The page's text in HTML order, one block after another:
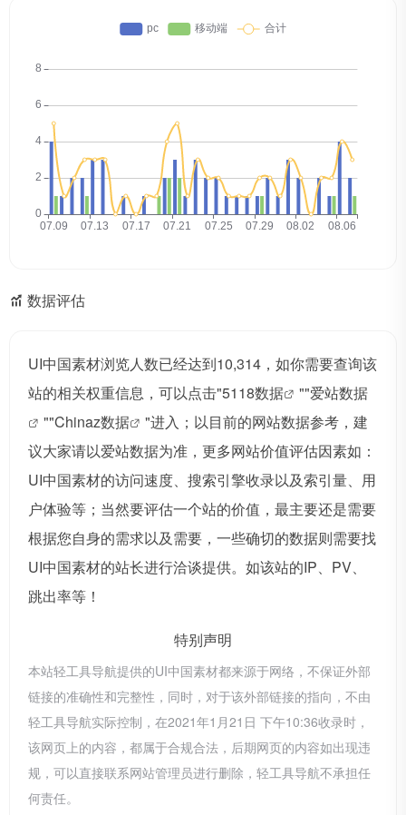
数据评估
UI中国素材浏览人数已经达到10,314，如你需要查询该
站的相关权重信息，可以点击"5118数据 ""爱站数据
""Chinaz数据
"进入；以目前的网站数据参考，建
议大家请以爱站数据为准，更多网站价值评估因素如：
UI中国素材的访问速度、搜索引擎收录以及索引量、用
户体验等；当然要评估一个站的价值，最主要还是需要
根据您自身的需求以及需要，一些确切的数据则需要找
UI中国素材的站长进行洽谈提供。如该站的IP、PV、
跳出率等！
特别声明
本站轻工具导航提供的UI中国素材都来源于网络，不保证外部
链接的准确性和完整性，同时，对于该外部链接的指向，不由
轻工具导航实际控制，在2021年1月21日 下午10:36收录时，
该网页上的内容，都属于合规合法，后期网页的内容如出现违
规，可以直接联系网站管理员进行删除，轻工具导航不承担任
何责任。